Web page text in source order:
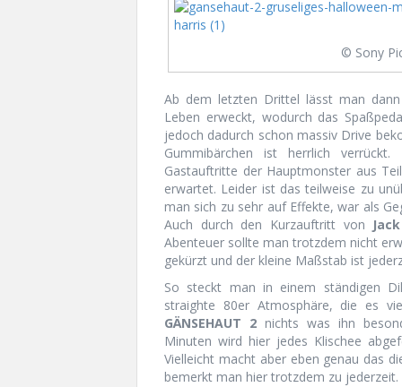
© Sony
Ab dem letzten Drittel lässt man
Leben erweckt, wodurch das
jedoch dadurch schon massiv Drive
Gummibärchen ist herrlich
Gastauftritte der Hauptmonster aus
erwartet. Leider ist das teilweise zu
man sich zu sehr auf Effekte, war als
Auch durch den Kurzauftritt von
Abenteuer sollte man trotzdem nicht
gekürzt und der kleine Maßstab ist
So steckt man in einem ständigen
straighte 80er Atmosphäre, die es
GÄNSEHAUT 2 nichts was ihn
Minuten wird hier jedes Klischee
Vielleicht macht aber eben genau das
bemerkt man hier trotzdem zu jederzeit.